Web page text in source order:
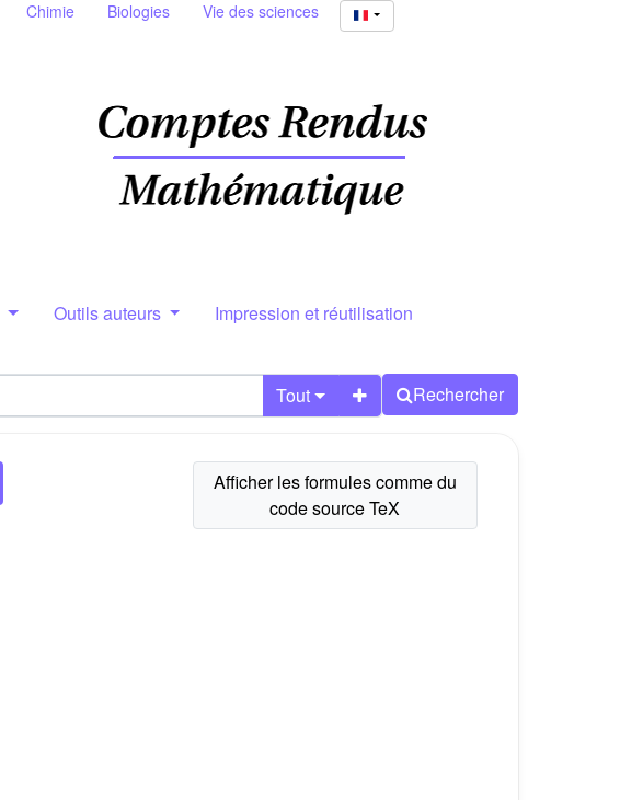
Chimie Biologies Vie des sciences
Outils auteurs Impression et réutilisation
Tout Rechercher